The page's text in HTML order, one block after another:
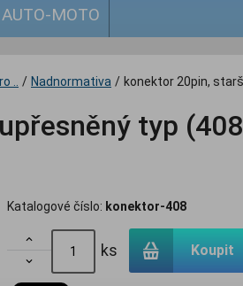
AUTO-MOTO
.. / Nadnormativa / konektor 20pin,
typ
Katalogové číslo: konektor-408


ks Koupit